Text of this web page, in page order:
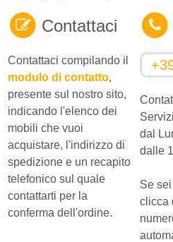
Contattaci
Contattaci compilando il
modulo di contatto,
presente sul nostro sito,
indicando l'elenco dei
mobili che vuoi
acquistare, l'indirizzo di
spedizione e un recapito
telefonico sul quale
contattarti per la
conferma dell'ordine.
dal
dalle
Se
clicca